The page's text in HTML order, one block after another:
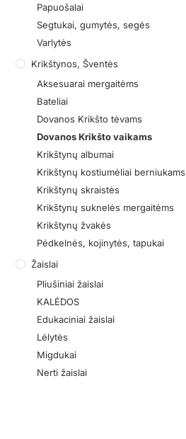
Papuošalai
Segtukai, gumytės, segės
Varlytės
Krikštynos, Šventės
Aksesuarai mergaitėms
Bateliai
Dovanos Krikšto tėvams
Dovanos Krikšto vaikams
Krikštynų albumai
Krikštynų kostiumėliai berniukams
Krikštynų skraistės
Krikštynų suknelės mergaitėms
Krikštynų žvakės
Pėdkelnės, kojinytės, tapukai
Žaislai
Pliušiniai žaislai
KALĖDOS
Edukaciniai žaislai
Lėlytės
Migdukai
Nerti žaislai